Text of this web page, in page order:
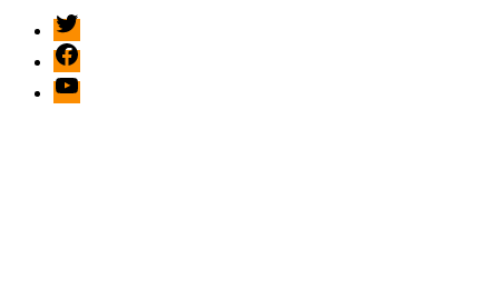
twitter
facebook
Youtube